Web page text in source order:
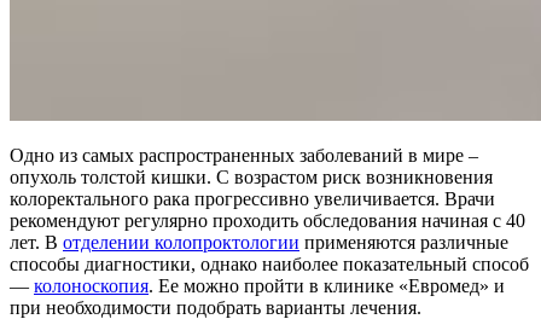
Одно из самых распространенных заболеваний в мире –
опухоль толстой кишки. С возрастом риск возникновения
колоректального рака прогрессивно увеличивается. Врачи
рекомендуют регулярно проходить обследования начиная с 40
лет. В отделении колопроктологии применяются различные
способы диагностики, однако наиболее показательный способ
— колоноскопия. Ее можно пройти в клинике «Евромед» и
при необходимости подобрать варианты лечения.